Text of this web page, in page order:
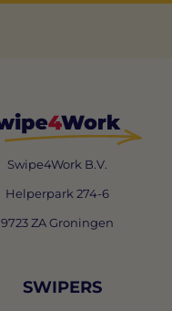
Swipe4Work B.V.
Helperpark 274-6
9723 ZA Groningen
SWIPERS